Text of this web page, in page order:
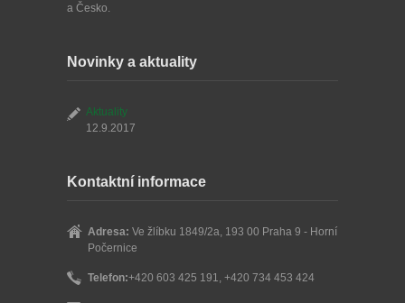
a Česko.
Novinky a aktuality
Aktuality
12.9.2017
Kontaktní informace
Adresa: Ve žlíbku 1849/2a, 193 00 Praha 9 - Horní
Počernice
Telefon:+420 603 425 191, +420 734 453 424